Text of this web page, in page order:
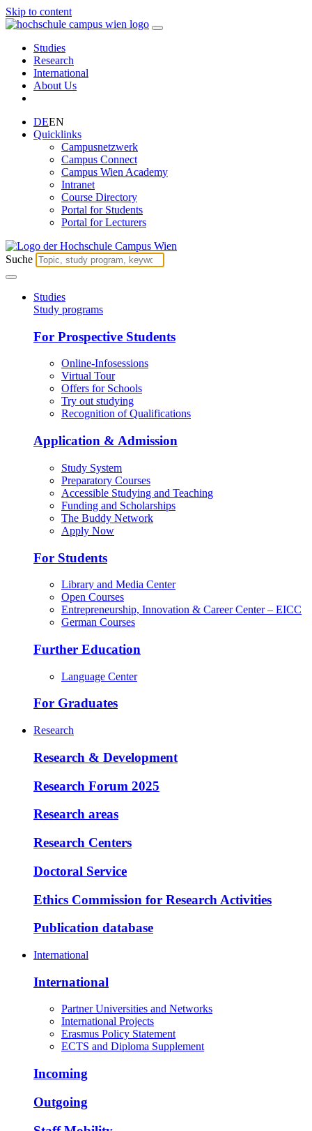
Skip to content
Studies
Research
International
About Us
DEEN
Quicklinks
Campusnetzwerk
Campus Connect
Campus Wien Academy
Intranet
Course Directory
Portal for Students
Portal for Lecturers
Suche
Studies
Study programs
For Prospective Students
Online-Infosessions
Virtual Tour
Offers for Schools
Try out studying
Recognition of Qualifications
Application & Admission
Study System
Preparatory Courses
Accessible Studying and Teaching
Funding and Scholarships
The Buddy Network
Apply Now
For Students
Library and Media Center
Open Courses
Entrepreneurship, Innovation & Career Center – EICC
German Courses
Further Education
Language Center
For Graduates
Research
Research & Development
Research Forum 2025
Research areas
Research Centers
Doctoral Service
Ethics Commission for Research Activities
Publication database
International
International
Partner Universities and Networks
International Projects
Erasmus Policy Statement
ECTS and Diploma Supplement
Incoming
Outgoing